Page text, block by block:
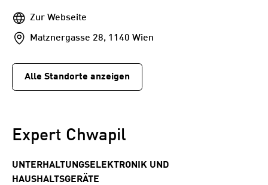
WebseiteZur Webseite
AddresseMatznergasse 28, 1140 Wien
Alle Standorte anzeigen
Expert Chwapil
UNTERHALTUNGSELEKTRONIK UND
HAUSHALTSGERÄTE